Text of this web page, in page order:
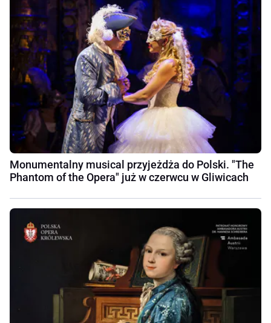
Monumentalny musical przyjeżdża do Polski. "The
Phantom of the Opera" już w czerwcu w Gliwicach